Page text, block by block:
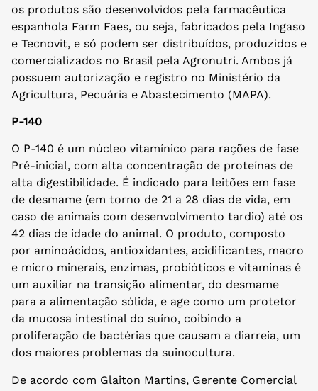
os produtos são desenvolvidos pela farmacêutica
espanhola Farm Faes, ou seja, fabricados pela Ingaso
e Tecnovit, e só podem ser distribuídos, produzidos e
comercializados no Brasil pela Agronutri. Ambos já
possuem autorização e registro no Ministério da
Agricultura, Pecuária e Abastecimento (MAPA).
P-140
O P-140 é um núcleo vitamínico para rações de fase
Pré-inicial, com alta concentração de proteínas de
alta digestibilidade. É indicado para leitões em fase
de desmame (em torno de 21 a 28 dias de vida, em
caso de animais com desenvolvimento tardio) até os
42 dias de idade do animal. O produto, composto
por aminoácidos, antioxidantes, acidificantes, macro
e micro minerais, enzimas, probióticos e vitaminas é
um auxiliar na transição alimentar, do desmame
para a alimentação sólida, e age como um protetor
da mucosa intestinal do suíno, coibindo a
proliferação de bactérias que causam a diarreia, um
dos maiores problemas da suinocultura.
De acordo com Glaiton Martins, Gerente Comercial